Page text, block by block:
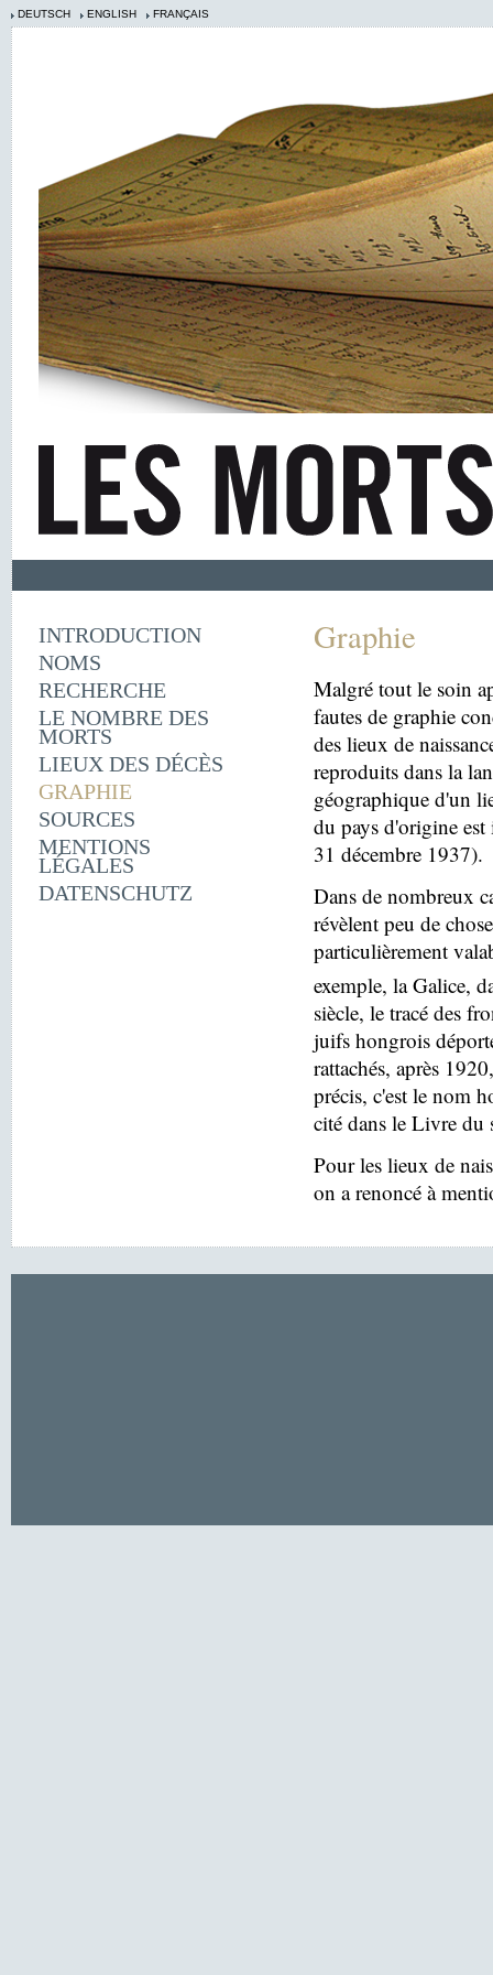
DEUTSCH ENGLISH FRANÇAIS
INTRODUCTION
NOMS
RECHERCHE
LE NOMBRE DES
MORTS
LIEUX DES DÉCÈS
GRAPHIE
SOURCES
MENTIONS
LÉGALES
DATENSCHUTZ
Graphie
Malgré tout le soin
fautes de graphie
des lieux de
reproduits dans la
géographique d'un
du pays d'origine est
31 décembre 1937).
Dans de nombreux
révèlent peu de
particulièrement
exemple, la Galice,
siècle, le tracé des
juifs hongrois
rattachés, après
précis, c'est le nom
cité dans le Livre du
Pour les lieux de
on a renoncé à